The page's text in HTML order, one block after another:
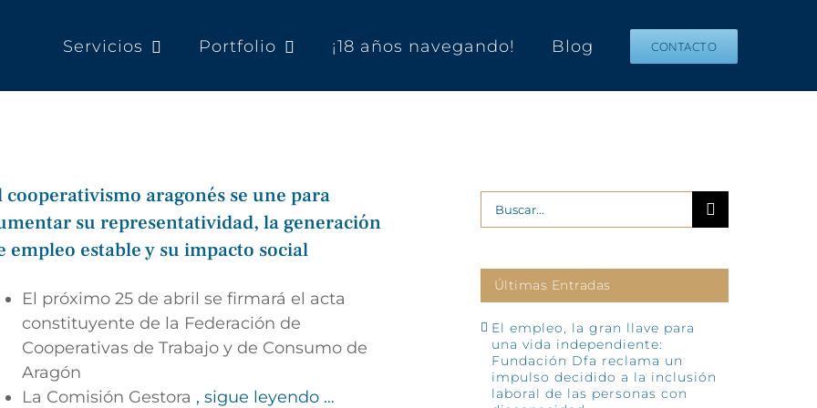
Servicios Portfolio ¡18 años navegando! Blog CONTACTO
cooperativismo aragonés se une para
su representatividad, la generación
empleo estable y su impacto social
El próximo 25 de abril se firmará el acta
constituyente de la Federación de
Cooperativas de Trabajo y de Consumo de
Aragón
La Comisión Gestora , sigue leyendo …
Buscar:
Últimas Entradas
El empleo, la gran llave para
una vida independiente:
Fundación Dfa reclama un
impulso decidido a la inclusión
laboral de las personas con